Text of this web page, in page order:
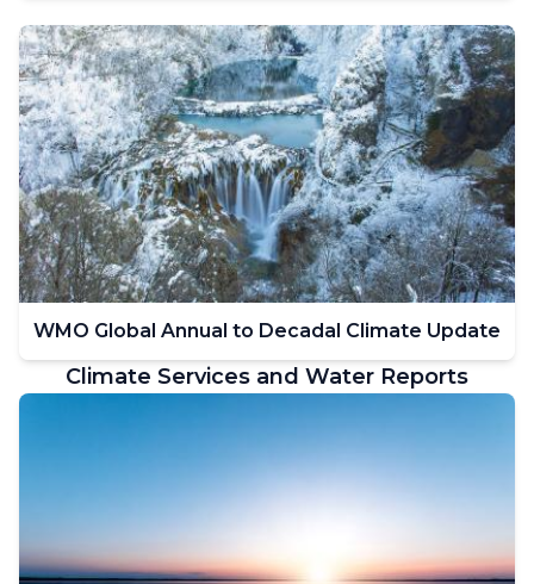
WMO Global Annual to Decadal Climate Update
Climate Services and Water Reports